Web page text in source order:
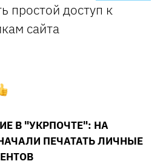
простой доступ к
сайта
В "УКРПОЧТЕ": НА
ПЕЧАТАТЬ ЛИЧНЫЕ